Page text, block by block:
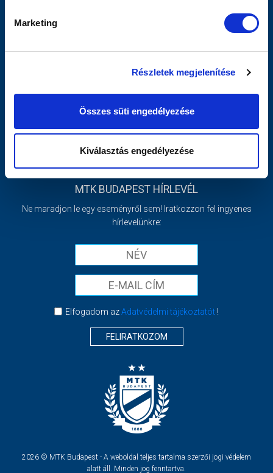
Marketing
Részletek megjelenítése
Összes süti engedélyezése
Kiválasztás engedélyezése
Egyesület
Adatvédelmi Tájékoztató
MTK BUDAPEST HÍRLEVÉL
Ne maradjon le egy eseményről sem! Iratkozzon fel ingyenes
hírlevelünkre:
Elfogadom azAdatvédelmi tájékoztatót!
FELIRATKOZOM
2026 © MTK Budapest - A weboldal teljes tartalma szerzői jogi védelem
alatt áll. Minden jog fenntartva.